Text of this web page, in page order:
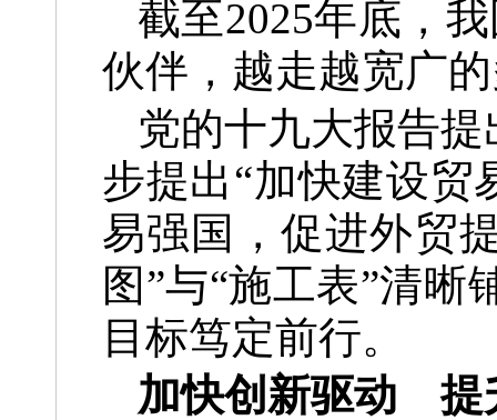
截至2025年底，
伙伴，越走越宽广
党的十九大报告
步提出“加快建设贸
易强国，促进外贸
图”与“施工表”清
目标笃定前行。
加快创新驱动 提